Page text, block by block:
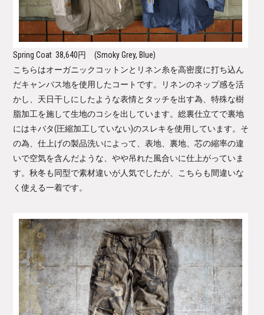
Spring Coat 38,640円 (Smoky Grey, Blue)
こちらはオーガニックコットンとリネン糸を高密度に打ち込ん
だキャンバス地を使用したコートです。リネンのネップ感を活
かし、天日干しにしたような表情とタッチを出す為、特殊な樹
脂加工を施して生地のコシを出しています。総裏仕立てで裏地
にはキバタ(圧縮加工していない)のスレキを使用しています。そ
の為、仕上げの製品洗いによって、表地、裏地、芯の縮率の違
いで空気を含んだような、やや吊れた風合いに仕上がっていま
す。秋冬も同型で素材違いが人気でしたが、こちらも間違いな
く使える一着です。